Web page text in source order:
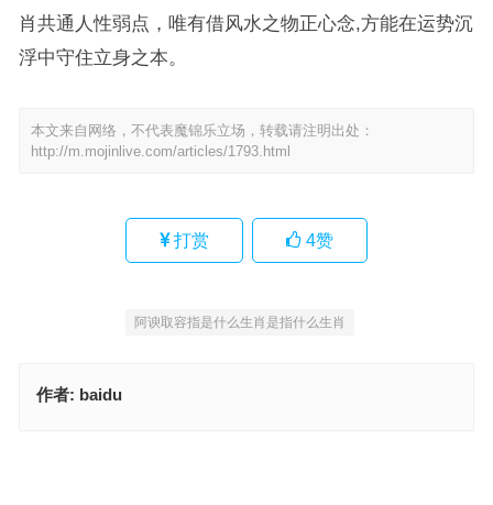
肖共通人性弱点，唯有借风水之物正心念,方能在运势沉
浮中守住立身之本。
本文来自网络，不代表魔锦乐立场，转载请注明出处：
http://m.mojinlive.com/articles/1793.html
打赏 4赞
阿谀取容指是什么生肖是指什么生肖
作者: baidu